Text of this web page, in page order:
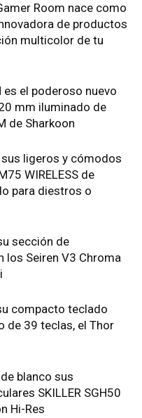
Room nace como
de productos
multicolor de tu
es el poderoso nuevo
mm iluminado de
de Sharkoon
sus ligeros y cómodos
WIRELESS de
para diestros o
sección de
los Seiren V3 Chroma
compacto teclado
de 39 teclas, el Thor
blanco sus
SKILLER SGH50
Hi-Res